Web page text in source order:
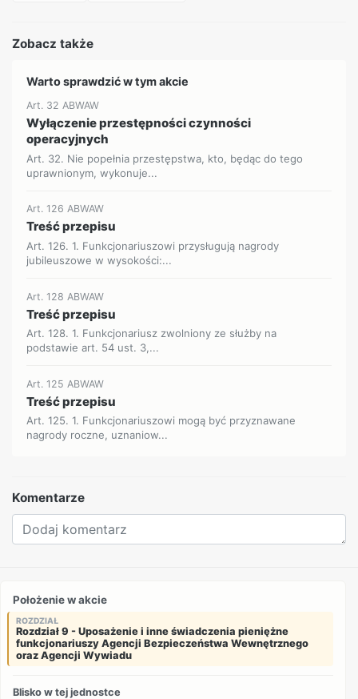
Zobacz także
Warto sprawdzić w tym akcie
Art. 32 ABWAW
Wyłączenie przestępności czynności
operacyjnych
Art. 32. Nie popełnia przestępstwa, kto, będąc do tego
uprawnionym, wykonuje...
Art. 126 ABWAW
Treść przepisu
Art. 126. 1. Funkcjonariuszowi przysługują nagrody
jubileuszowe w wysokości:...
Art. 128 ABWAW
Treść przepisu
Art. 128. 1. Funkcjonariusz zwolniony ze służby na
podstawie art. 54 ust. 3,...
Art. 125 ABWAW
Treść przepisu
Art. 125. 1. Funkcjonariuszowi mogą być przyznawane
nagrody roczne, uznaniow...
Komentarze
Położenie w akcie
ROZDZIAŁ
Rozdział 9 - Uposażenie i inne świadczenia pieniężne
funkcjonariuszy Agencji Bezpieczeństwa Wewnętrznego
oraz Agencji Wywiadu
Blisko w tej jednostce